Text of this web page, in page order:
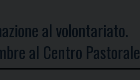
al volontariato.
al Centro Pastorale